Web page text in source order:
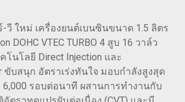
วี ใหม่ เครื่องยนต์เบนซินขนาด 1.5 ลิตร
DOHC VTEC TURBO 4 สูบ 16 วาล์ว
นโลยี Direct Injection และ
ขับสนุก อัตราเร่งทันใจ มอบกำลังสูงสุด
6,000 รอบต่อนาที ผสานการทำงานกับ